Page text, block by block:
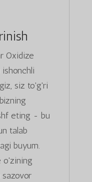
Oxidize
siz to'g'ri
eting - bu
talab
buyum.
o'zining
sazovor